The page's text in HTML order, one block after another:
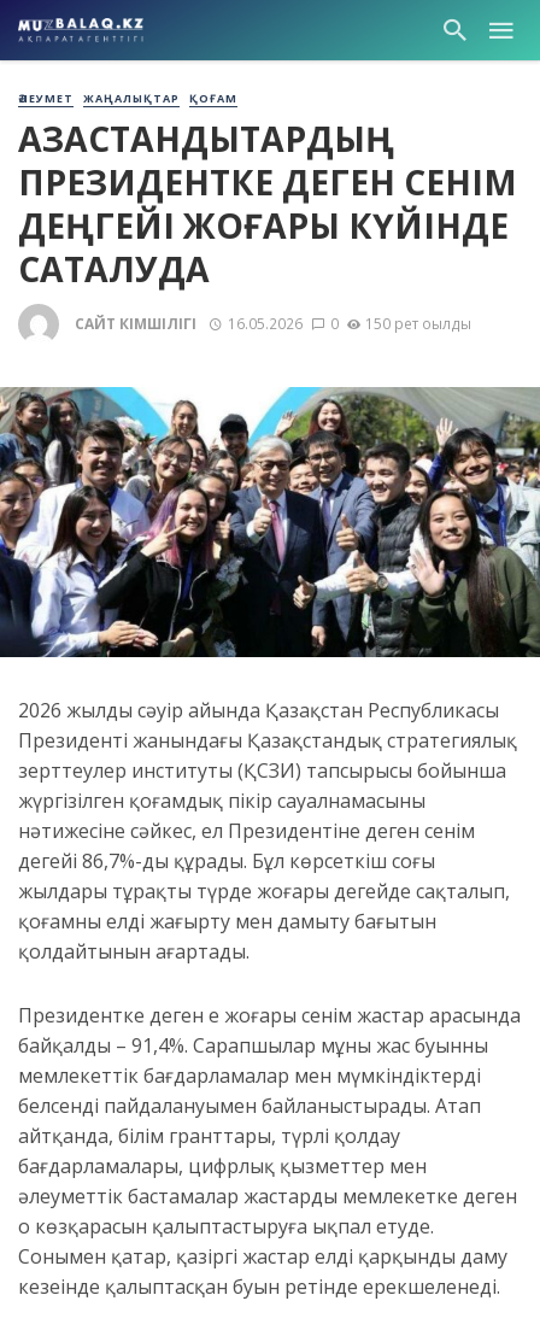
ӘЛЕУМЕТ ЖАҢАЛЫҚТАР ҚОҒАМ
ҚАЗАҚСТАНДЫҚТАРДЫҢ
ПРЕЗИДЕНТКЕ ДЕГЕН СЕНІМ
ДЕҢГЕЙІ ЖОҒАРЫ КҮЙІНДЕ
САҚТАЛУДА
САЙТ ӘКІМШІЛІГІ 16.05.2026 0 150 рет оқылды
2026 жылдың сәуір айында Қазақстан Республикасы
Президенті жанындағы Қазақстандық стратегиялық
зерттеулер институты (ҚСЗИ) тапсырысы бойынша
жүргізілген қоғамдық пікір сауалнамасының
нәтижесіне сәйкес, ел Президентіне деген сенім
деңгейі 86,7%-ды құрады. Бұл көрсеткіш соңғы
жылдары тұрақты түрде жоғары деңгейде сақталып,
қоғамның елді жаңғырту мен дамыту бағытын
қолдайтынын аңғартады.
Президентке деген ең жоғары сенім жастар арасында
байқалды – 91,4%. Сарапшылар мұны жас буынның
мемлекеттік бағдарламалар мен мүмкіндіктерді
белсенді пайдалануымен байланыстырады. Атап
айтқанда, білім гранттары, түрлі қолдау
бағдарламалары, цифрлық қызметтер мен
әлеуметтік бастамалар жастардың мемлекетке деген
оң көзқарасын қалыптастыруға ықпал етуде.
Сонымен қатар, қазіргі жастар елдің қарқынды даму
кезеңінде қалыптасқан буын ретінде ерекшеленеді.